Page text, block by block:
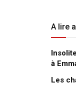
A lire
à
Les